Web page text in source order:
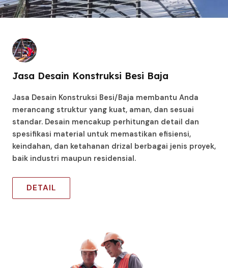
Jasa Desain Konstruksi Besi Baja
Jasa Desain Konstruksi Besi/Baja membantu Anda
merancang struktur yang kuat, aman, dan sesuai
standar. Desain mencakup perhitungan detail dan
spesifikasi material untuk memastikan efisiensi,
keindahan, dan ketahanan drizal berbagai jenis proyek,
baik industri maupun residensial.
DETAIL